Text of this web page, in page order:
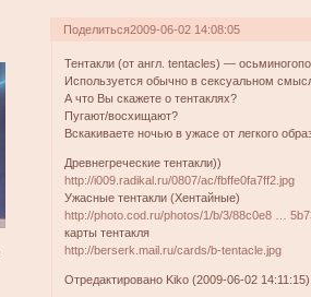
Поделиться2009-06-02 14:08:05
Тентакли (от англ. tentacles) —
Используется обычно в сексуальном
А что Вы скажете о тентаклях?
Пугают/восхищают?
Вскакиваете ночью в ужасе от легкого
Древнегреческие тентакли))
http://i009.radikal.ru/0807/ac/fbffe0fa7ff2.jpg
Ужасные тентакли (Хентайные)
http://photo.cod.ru/photos/1/b/3/88c0e8 …
карты тентакля
http://berserk.mail.ru/cards/b-tentacle.jpg
Отредактировано Kiko (2009-06-02 14:11:15)